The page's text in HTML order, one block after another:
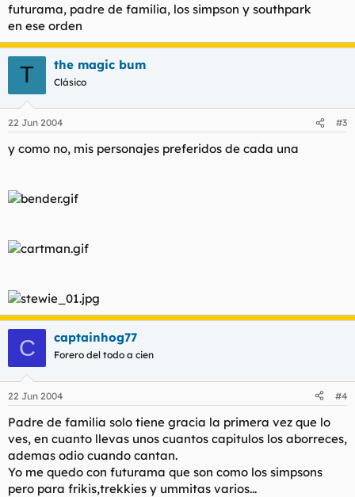
futurama, padre de familia, los simpson y southpark
en ese orden
T the magic bum
Clásico
22 Jun 2004 #3
y como no, mis personajes preferidos de cada una
C captainhog77
Forero del todo a cien
22 Jun 2004 #4
Padre de familia solo tiene gracia la primera vez que lo
ves, en cuanto llevas unos cuantos capitulos los aborreces,
ademas odio cuando cantan.
Yo me quedo con futurama que son como los simpsons
pero para frikis,trekkies y ummitas varios...